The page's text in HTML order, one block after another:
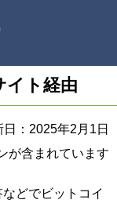
イト経由
日：2025年2月1日
が含まれています
どでビットコイ